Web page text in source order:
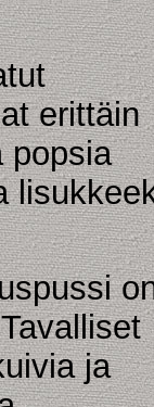
erittäin
popsia
ja